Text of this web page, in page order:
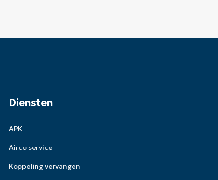
Diensten
APK
Airco service
Koppeling vervangen